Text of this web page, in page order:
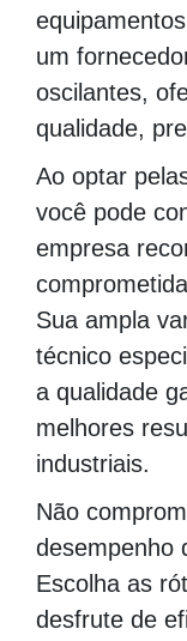
um
oscilantes,
qualidade,
Ao optar
você pode
empresa
Sua ampla
técnico
a qualidade
melhores
industriais.
Não
desempenho
Escolha as
desfrute de